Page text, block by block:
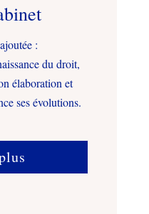
:
du droit,
élaboration et
ses évolutions.